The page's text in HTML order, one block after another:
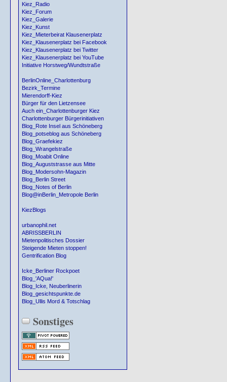
Kiez_Radio
Kiez_Forum
Kiez_Galerie
Kiez_Kunst
Kiez_Mieterbeirat Klausenerplatz
Kiez_Klausenerplatz bei Facebook
Kiez_Klausenerplatz bei Twitter
Kiez_Klausenerplatz bei YouTube
Initiative Horstweg/Wundtstraße
BerlinOnline_Charlottenburg
Bezirk_Termine
Mierendorff-Kiez
Bürger für den Lietzensee
Auch ein_Charlottenburger Kiez
Charlottenburger Bürgerinitiativen
Blog_Rote Insel aus Schöneberg
Blog_potseblog aus Schöneberg
Blog_Graefekiez
Blog_Wrangelstraße
Blog_Moabit Online
Blog_Auguststrasse aus Mitte
Blog_Modersohn-Magazin
Blog_Berlin Street
Blog_Notes of Berlin
Blog@inBerlin_Metropole Berlin
KiezBlogs
urbanophil.net
ABRISSBERLIN
Mietenpolitisches Dossier
Steigende Mieten stoppen!
Gentrification Blog
Icke_Berliner Rockpoet
Blog_'AQua!'
Blog_Icke, Neuberlinerin
Blog_gesichtspunkte.de
Blog_Ullis Mord & Totschlag
Sonstiges